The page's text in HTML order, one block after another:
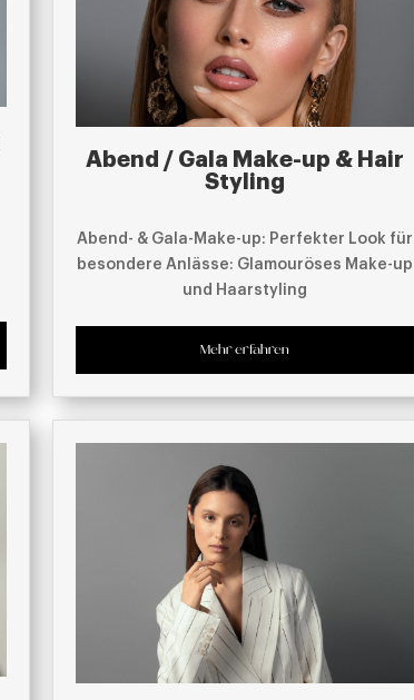
Abend / Gala Make-up & Hair
Styling
Abend- & Gala-Make-up: Perfekter Look für
besondere Anlässe: Glamouröses Make-up
und Haarstyling
Mehr erfahren